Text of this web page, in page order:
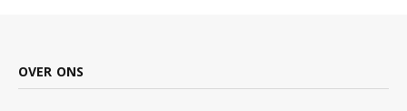
OVER ONS